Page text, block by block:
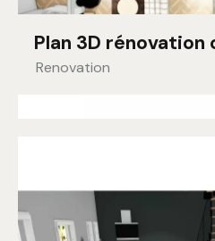
Plan 3D
Renovation